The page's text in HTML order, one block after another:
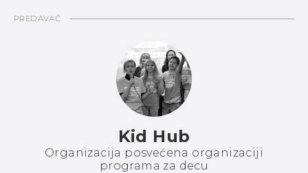
PREDAVAČ
Kid Hub
Organizacija posvećena organizaciji
programa za decu